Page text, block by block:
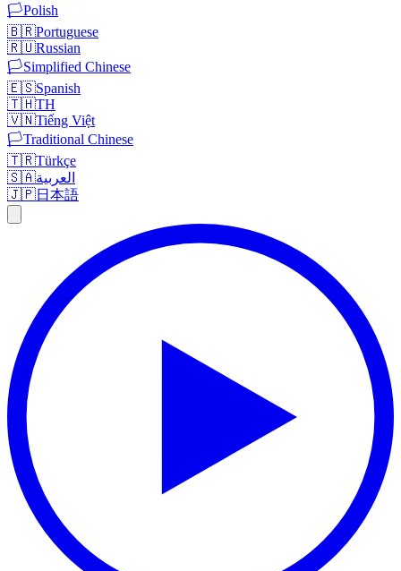
🏳️Polish
🇧🇷Portuguese
🇷🇺Russian
🏳️Simplified Chinese
🇪🇸Spanish
🇹🇭TH
🇻🇳Tiếng Việt
🏳️Traditional Chinese
🇹🇷Türkçe
🇸🇦العربية
🇯🇵日本語